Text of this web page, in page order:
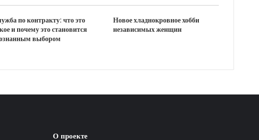
по контракту: что это
и почему это становится
выбором
Новое хладнокровное хобби
независимых женщин
О проекте